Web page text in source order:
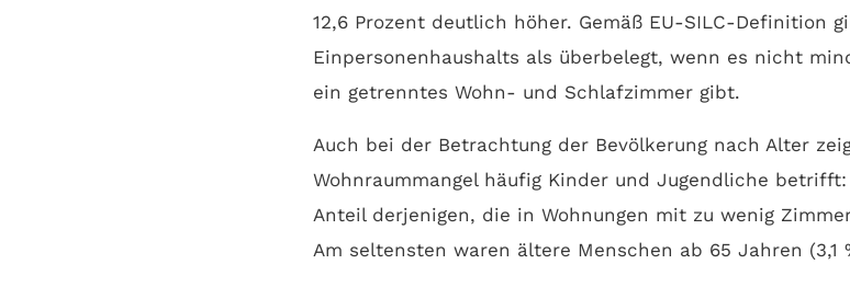
12,6 Prozent deutlich höher. Gemäß EU-SILC-Definition
Einpersonenhaushalts als überbelegt, wenn es nicht
ein getrenntes Wohn- und Schlafzimmer gibt.
Auch bei der Betrachtung der Bevölkerung nach Alter
Wohnraummangel häufig Kinder und Jugendliche
Anteil derjenigen, die in Wohnungen mit zu wenig
Am seltensten waren ältere Menschen ab 65 Jahren (3,1